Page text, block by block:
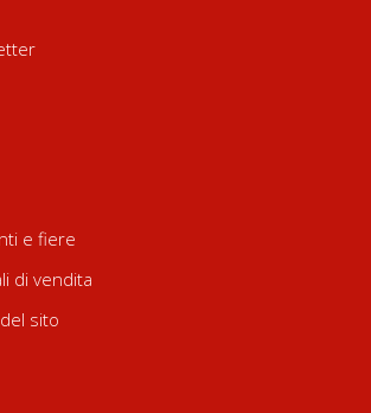
e fiere
di vendita
sito